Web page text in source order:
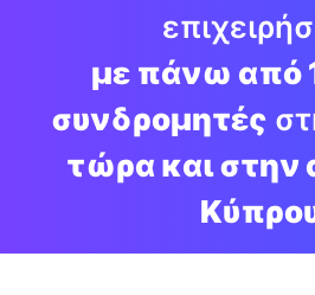
με πάνω από
συνδρομητές
τώρα και στην